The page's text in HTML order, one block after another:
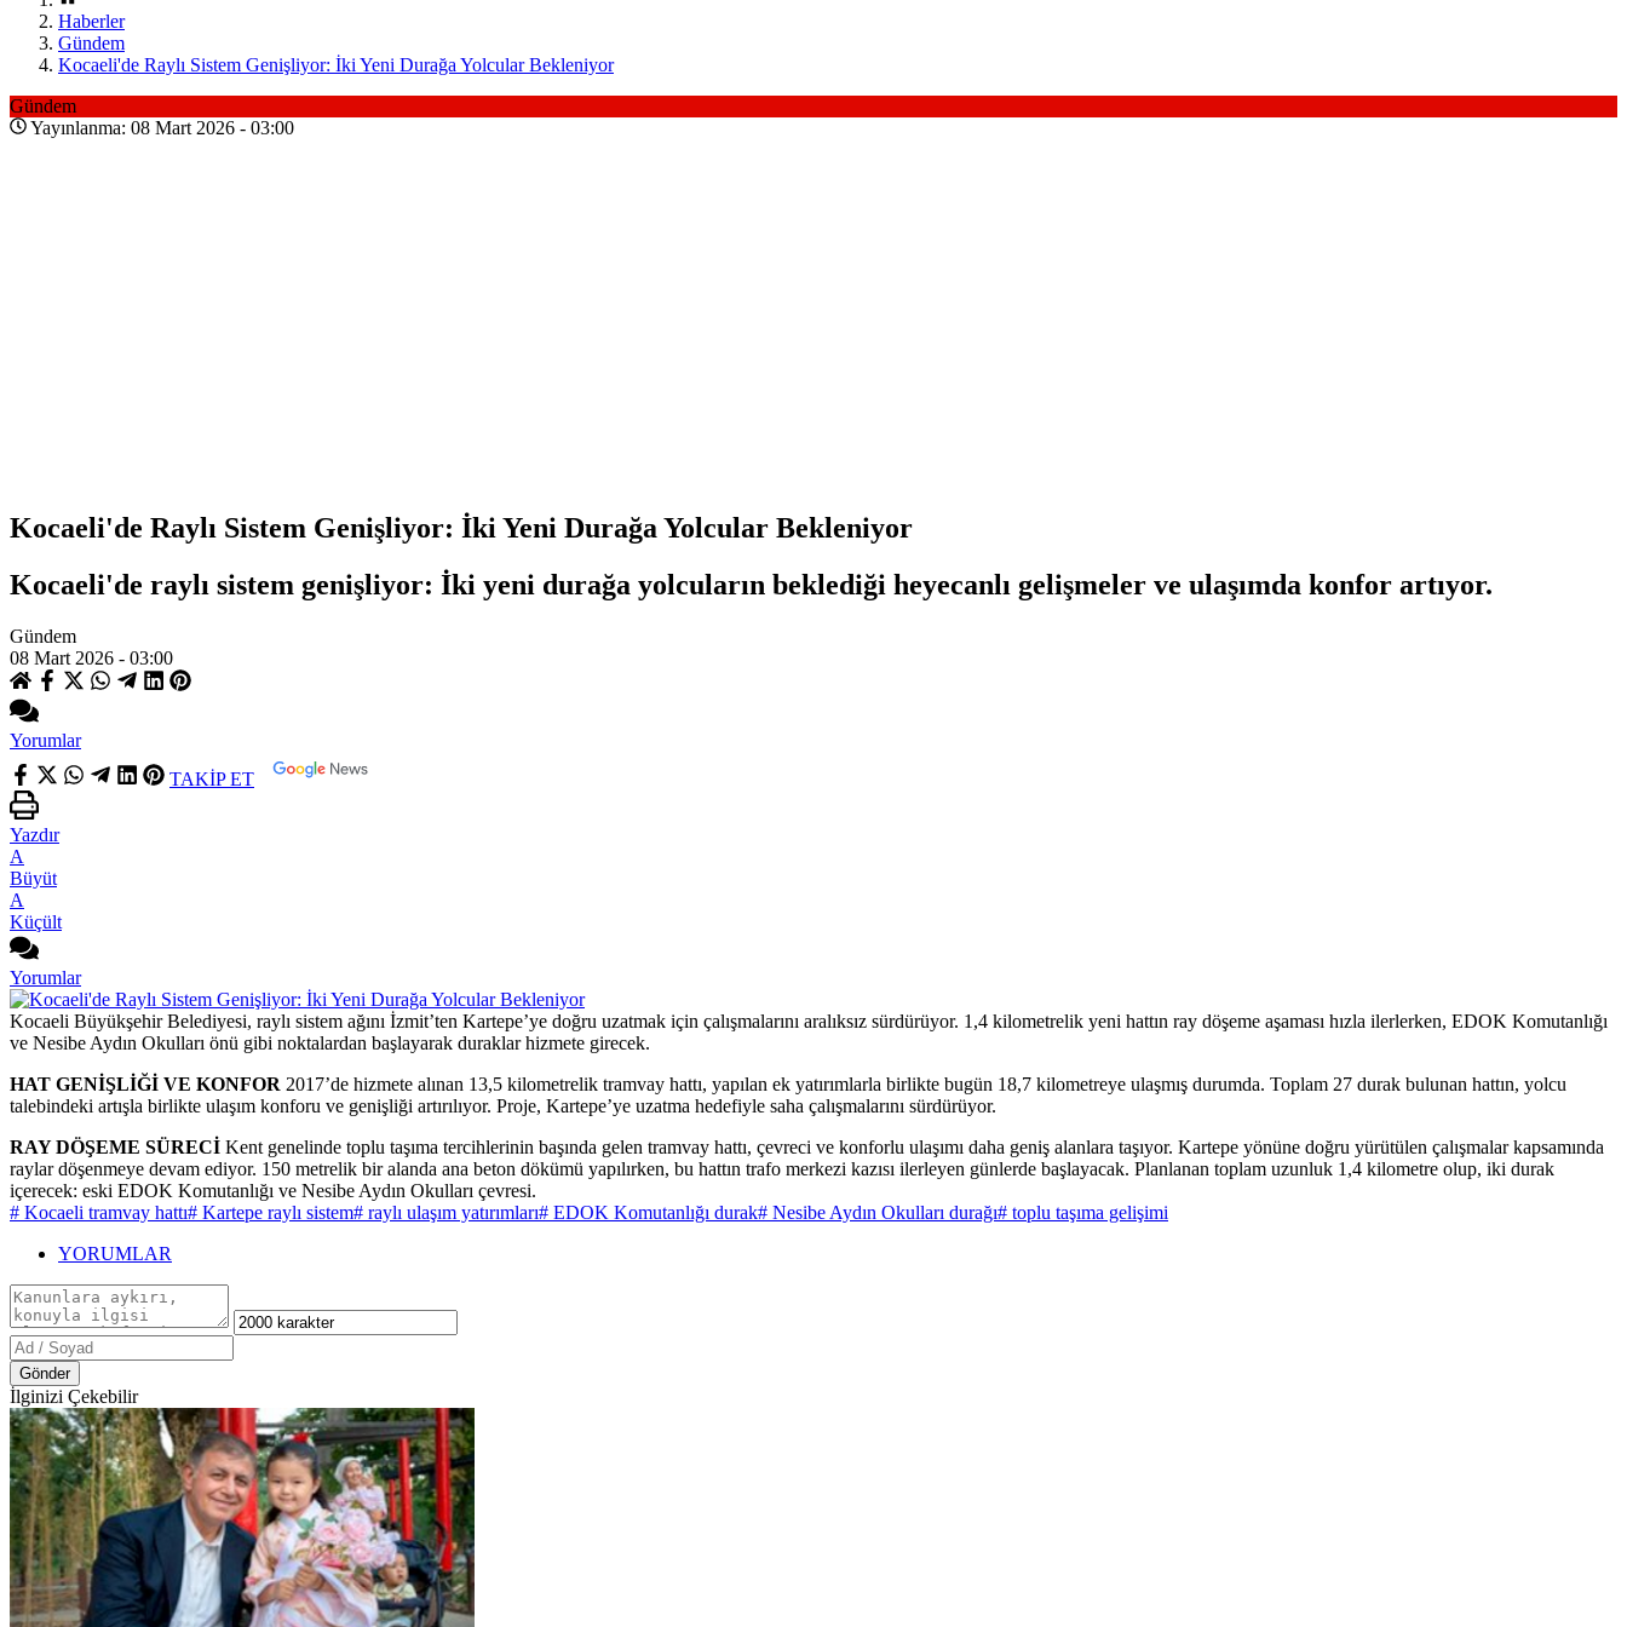
Haberler
Gündem
Kocaeli'de Raylı Sistem Genişliyor: İki Yeni Durağa Yolcular Bekleniyor
Gündem
Yayınlanma: 08 Mart 2026 - 03:00
Kocaeli'de Raylı Sistem Genişliyor: İki Yeni Durağa Yolcular Bekleniyor
Kocaeli'de raylı sistem genişliyor: İki yeni durağa yolcuların beklediği heyecanlı gelişmeler ve ulaşımda konfor artıyor.
Gündem
08 Mart 2026 - 03:00
Yorumlar
TAKİP ET
Yazdır
A
Büyüt
A
Küçült
Yorumlar
Kocaeli Büyükşehir Belediyesi, raylı sistem ağını İzmit’ten Kartepe’ye doğru uzatmak için çalışmalarını aralıksız sürdürüyor. 1,4 kilometrelik yeni hattın ray döşeme aşaması hızla ilerlerken, EDOK Komutanlığı
ve Nesibe Aydın Okulları önü gibi noktalardan başlayarak duraklar hizmete girecek.
HAT GENİŞLİĞİ VE KONFOR 2017’de hizmete alınan 13,5 kilometrelik tramvay hattı, yapılan ek yatırımlarla birlikte bugün 18,7 kilometreye ulaşmış durumda. Toplam 27 durak bulunan hattın, yolcu
talebindeki artışla birlikte ulaşım konforu ve genişliği artırılıyor. Proje, Kartepe’ye uzatma hedefiyle saha çalışmalarını sürdürüyor.
RAY DÖŞEME SÜRECİ Kent genelinde toplu taşıma tercihlerinin başında gelen tramvay hattı, çevreci ve konforlu ulaşımı daha geniş alanlara taşıyor. Kartepe yönüne doğru yürütülen çalışmalar kapsamında
raylar döşenmeye devam ediyor. 150 metrelik bir alanda ana beton dökümü yapılırken, bu hattın trafo merkezi kazısı ilerleyen günlerde başlayacak. Planlanan toplam uzunluk 1,4 kilometre olup, iki durak
içerecek: eski EDOK Komutanlığı ve Nesibe Aydın Okulları çevresi.
# Kocaeli tramvay hattı# Kartepe raylı sistem# raylı ulaşım yatırımları# EDOK Komutanlığı durak# Nesibe Aydın Okulları durağı# toplu taşıma gelişimi
YORUMLAR
Gönder
İlginizi Çekebilir